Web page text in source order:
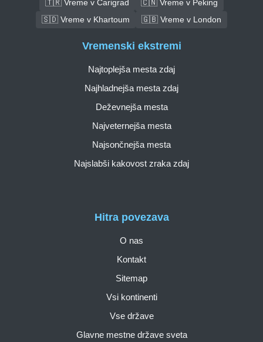
🇹🇷 Vreme v Carigrad
🇨🇳 Vreme v Peking
🇸🇩 Vreme v Khartoum
🇬🇧 Vreme v London
Hitra povezava
O nas
Kontakt
Sitemap
Vsi kontinenti
Vse države
Glavne mestne države sveta
Vremenski ekstremi
Najtoplejša mesta zdaj
Najhladnejša mesta zdaj
Deževnejša mesta
Najveternejša mesta
Najsončnejša mesta
Najslabši kakovost zraka zdaj